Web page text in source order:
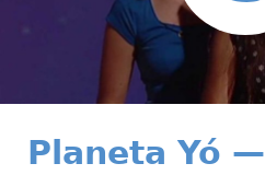
Planeta Yó —